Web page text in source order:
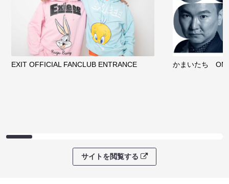
EXIT OFFICIAL FANCLUB ENTRANCE かまいたち
サイトを閲覧する